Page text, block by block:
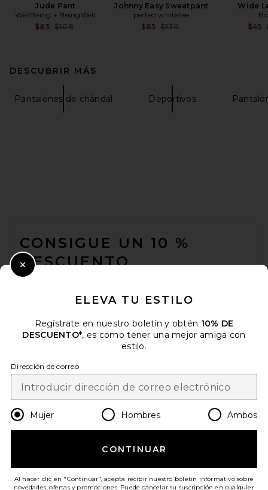
Jude Pant
WellBeing + BeingWell
$83 Previous price:
$108
Johnny Easy Sweatpant
perfectwhitetee
$85 Previous price:
$130
Wide
$45
DESCUBRIR MÁS
Pantalones de chándal Deportivos
CONSIGUE UN 10 %
DESCUENTO
electrónico. Puede retirarse en cualquier momento.
Email Address
Change Country Regions
es USD
¡AYÚDANOS A MEJORAR!
ELEVA TU ESTILO
Regístrate en nuestro boletín y obtén 10% DE
DESCUENTO*, es como tener una mejor amiga con
estilo.
Dirección de correo
Mujer Hombres Ambos
CONTINUAR
Al hacer clic en "Continuar", acepta recibir nuestro boletín informativo sobre
novedades, ofertas y promociones. Puede cancelar su suscripción en cualquier
Close Modal